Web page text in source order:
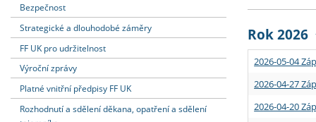
Dozvědět se více Strategie
Podpora
Podat přihlášku Učitelské
Dozvědět se více
Rigorózní
Dozvědět se více
Granty a
Dozvědět se více
Bezpečnost
Strategické a dlouhodobé záměry
FF UK pro udržitelnost
Výroční zprávy
Platné vnitřní předpisy FF UK
Rozhodnutí a sdělení děkana, opatření a sdělení
Rok 2026
2026-05-04
2026-04-27
2026-04-20